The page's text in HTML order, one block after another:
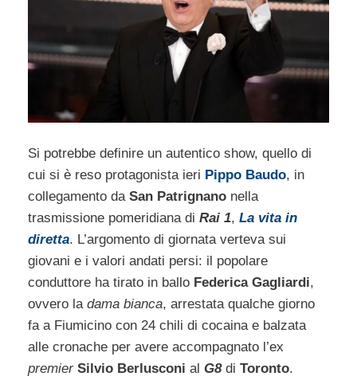
Si potrebbe definire un autentico show, quello di
cui si è reso protagonista ieri Pippo Baudo, in
collegamento daSan Patrignano nella
trasmissione pomeridiana di Rai 1, La vita in
diretta. L’argomento di giornata verteva sui
giovani e i valori andati persi: il popolare
conduttore ha tirato in ballo Federica Gagliardi,
ovvero la dama bianca, arrestata qualche giorno
fa a Fiumicino con 24 chili di cocaina e balzata
alle cronache per avere accompagnato l’ex
premier Silvio Berlusconi al G8di Toronto.